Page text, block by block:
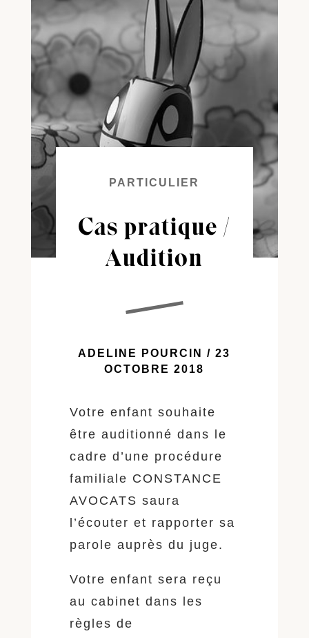
PARTICULIER
Cas pratique /
Audition
ADELINE POURCIN / 23
OCTOBRE 2018
Votre enfant souhaite
être auditionné dans le
cadre d’une procédure
familiale CONSTANCE
AVOCATS saura
l’écouter et rapporter sa
parole auprès du juge.
Votre enfant sera reçu
au cabinet dans les
règles de